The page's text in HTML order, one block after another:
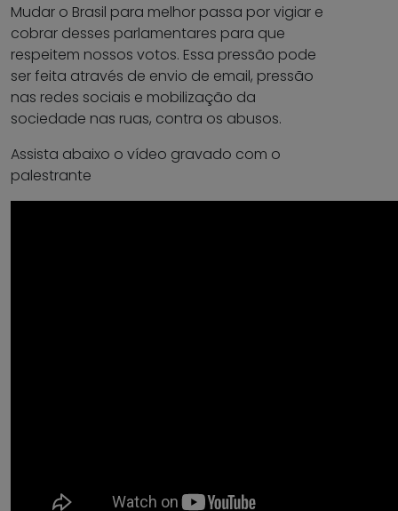
Mudar o Brasil para melhor passa por vigiar e
cobrar desses parlamentares para que
respeitem nossos votos. Essa pressão pode
ser feita através de envio de email, pressão
nas redes sociais e mobilização da
sociedade nas ruas, contra os abusos.
Assista abaixo o vídeo gravado com o
palestrante